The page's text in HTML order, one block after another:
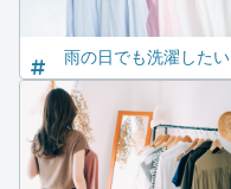
雨の日でも洗濯したい